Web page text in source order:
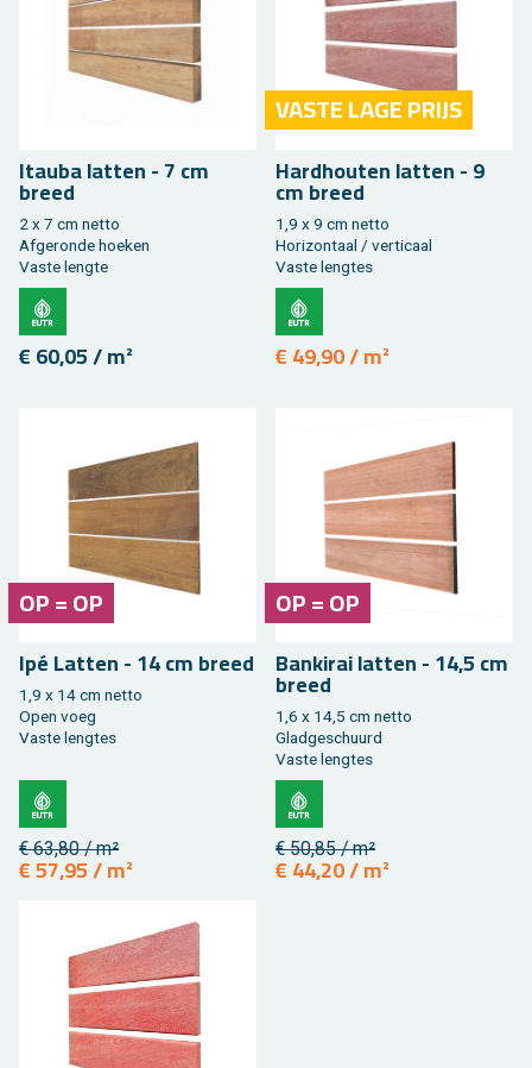
Itau­ba lat­ten - 7 cm
breed
2 x 7 cm netto
Af­ge­ron­de hoe­ken
Vaste leng­te
€ 60,05 / m²
VASTE LAGE PRIJS
Hard­hou­ten lat­ten - 9
cm breed
1,9 x 9 cm netto
Ho­ri­zon­taal / ver­ti­caal
Vaste leng­tes
€ 49,90 / m²
OP = OP
Ipé Lat­ten - 14 cm breed
1,9 x 14 cm netto
Open voeg
Vaste leng­tes
€ 63,80 / m²
€ 57,95 / m²
OP = OP
Ban­ki­rai lat­ten - 14,5 cm
breed
1,6 x 14,5 cm netto
Glad­ge­schuurd
Vaste leng­tes
€ 50,85 / m²
€ 44,20 / m²